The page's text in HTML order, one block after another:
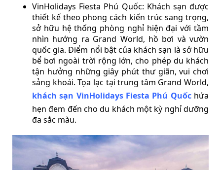
VinHolidays Fiesta Phú Quốc: Khách sạn được
thiết kế theo phong cách kiến trúc sang trọng,
sở hữu hệ thống phòng nghỉ hiện đại với tầm
nhìn hướng ra Grand World, hồ bơi và vườn
quốc gia. Điểm nổi bật của khách sạn là sở hữu
bể bơi ngoài trời rộng lớn, cho phép du khách
tận hưởng những giây phút thư giãn, vui chơi
sảng khoái. Tọa lạc tại trung tâm Grand World,
khách sạn VinHolidays Fiesta Phú Quốchứa
hẹn đem đến cho du khách một kỳ nghỉ dưỡng
đa sắc màu.